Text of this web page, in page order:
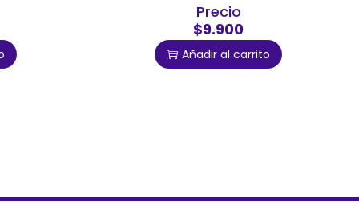
Precio
$9.900
Añadir al carrito